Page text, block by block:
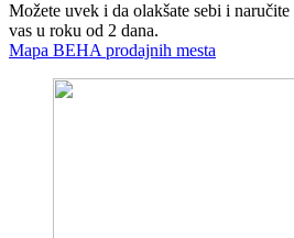
Možete uvek i da olakšate sebi i
vas u roku od 2 dana.
Mapa BEHA prodajnih mesta